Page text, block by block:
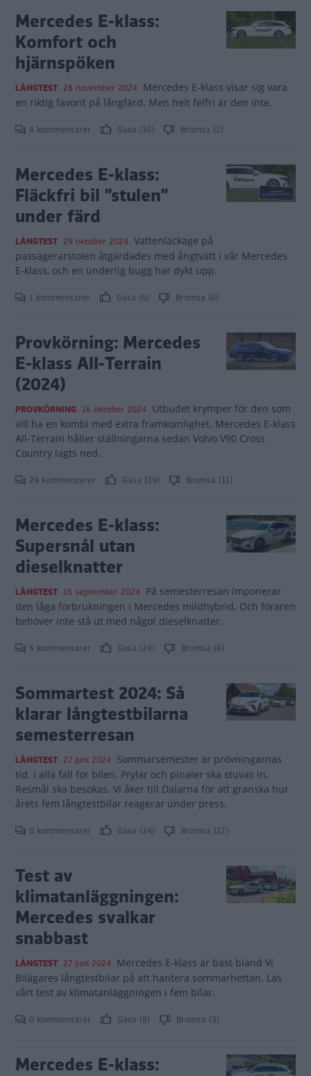
Mercedes E-klass:
Komfort och
hjärnspöken
LÅNGTEST 28 november 2024 Mercedes E-klass visar sig vara
en riktig favorit på långfärd. Men helt felfri är den inte.
4 kommentarer Gasa (16) Bromsa (2)
Mercedes E-klass:
Fläckfri bil ”stulen”
under färd
LÅNGTEST 29 oktober 2024 Vattenläckage på
passagerarstolen åtgärdades med ångtvätt i vår Mercedes
E-klass, och en underlig bugg har dykt upp.
1 kommentarer Gasa (6) Bromsa (6)
Provkörning: Mercedes
E-klass All-Terrain
(2024)
PROVKÖRNING 16 oktober 2024 Utbudet krymper för den som
vill ha en kombi med extra framkomlighet. Mercedes E-klass
All-Terrain håller ställningarna sedan Volvo V90 Cross
Country lagts ned.
29 kommentarer Gasa (39) Bromsa (11)
Mercedes E-klass:
Supersnål utan
dieselknatter
LÅNGTEST 16 september 2024 På semesterresan imponerar
den låga förbrukningen i Mercedes mildhybrid. Och föraren
behöver inte stå ut med något dieselknatter.
5 kommentarer Gasa (24) Bromsa (6)
Sommartest 2024: Så
klarar långtestbilarna
semesterresan
LÅNGTEST 27 juni 2024 Sommarsemester är prövningarnas
tid. I alla fall för bilen. Prylar och pinaler ska stuvas in.
Resmål ska besökas. Vi åker till Dalarna för att granska hur
årets fem långtestbilar reagerar under press.
0 kommentarer Gasa (24) Bromsa (12)
Test av
klimatanläggningen:
Mercedes svalkar
snabbast
LÅNGTEST 27 juni 2024 Mercedes E-klass är bäst bland Vi
Bilägares långtestbilar på att hantera sommarhettan. Läs
vårt test av klimatanläggningen i fem bilar.
0 kommentarer Gasa (8) Bromsa (3)
Mercedes E-klass: